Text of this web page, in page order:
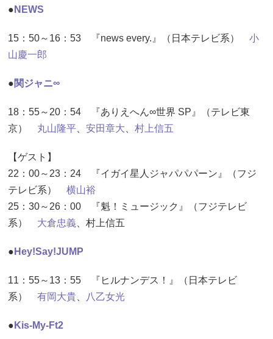
● NEWS
15：50～16：53 『news every.』（日本テレビ系） 小
山慶一郎
●関ジャニ∞
18：55～20：54 『ありえへん∞世界 SP』（テレビ東
京） 丸山隆平 安田章大 村上信五
【ゲスト】
22：00～23：24 『イガイ星人ジャパパパーン』（フジ
テレビ系） 横山裕
25：30～26：00 『魁！ミュージック』（フジテレビ
系） 大倉忠義 、村上信五
● Hey!Say!JUMP
11：55～13：55 『ヒルナンデス！』（日本テレビ
系） 有岡大貴 八乙女光
● Kis-My-Ft2